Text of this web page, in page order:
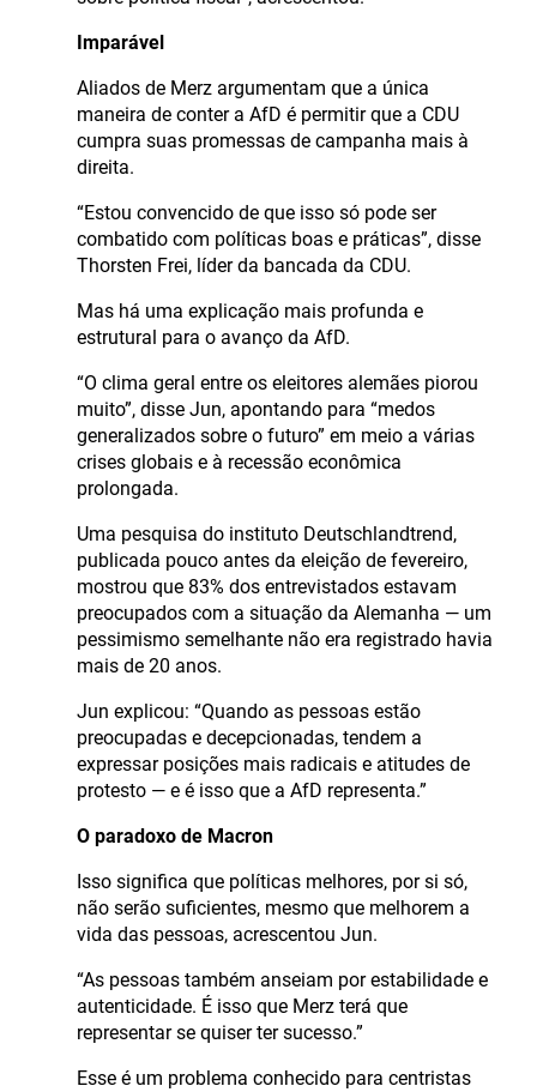
Imparável
Aliados de Merz argumentam que a única
maneira de conter a AfD é permitir que a CDU
cumpra suas promessas de campanha mais à
direita.
“Estou convencido de que isso só pode ser
combatido com políticas boas e práticas”, disse
Thorsten Frei, líder da bancada da CDU.
Mas há uma explicação mais profunda e
estrutural para o avanço da AfD.
“O clima geral entre os eleitores alemães piorou
muito”, disse Jun, apontando para “medos
generalizados sobre o futuro” em meio a várias
crises globais e à recessão econômica
prolongada.
Uma pesquisa do instituto Deutschlandtrend,
publicada pouco antes da eleição de fevereiro,
mostrou que 83% dos entrevistados estavam
preocupados com a situação da Alemanha — um
pessimismo semelhante não era registrado havia
mais de 20 anos.
Jun explicou: “Quando as pessoas estão
preocupadas e decepcionadas, tendem a
expressar posições mais radicais e atitudes de
protesto — e é isso que a AfD representa.”
O paradoxo de Macron
Isso significa que políticas melhores, por si só,
não serão suficientes, mesmo que melhorem a
vida das pessoas, acrescentou Jun.
“As pessoas também anseiam por estabilidade e
autenticidade. É isso que Merz terá que
representar se quiser ter sucesso.”
Esse é um problema conhecido para centristas